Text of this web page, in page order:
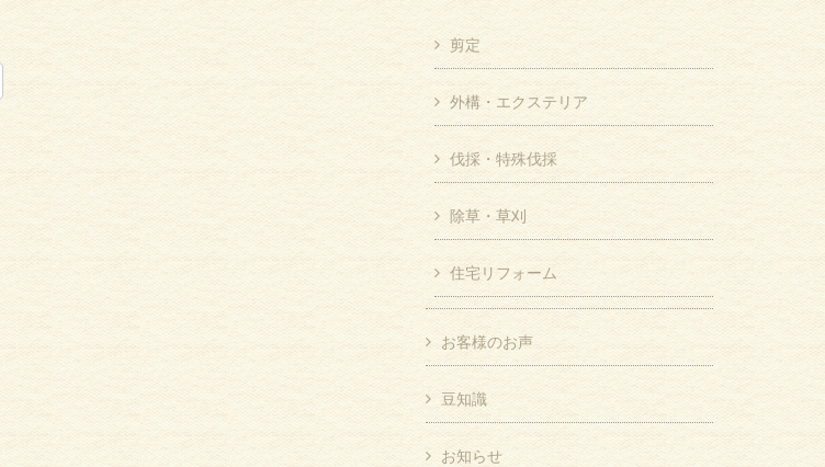
剪定
外構・エクステリア
伐採・特殊伐採
除草・草刈
住宅リフォーム
お客様のお声
豆知識
お知らせ